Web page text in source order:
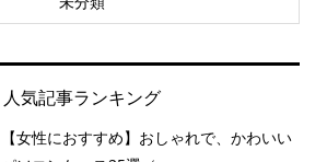
人気記事ランキング
【女性におすすめ】おしゃれで、かわいい